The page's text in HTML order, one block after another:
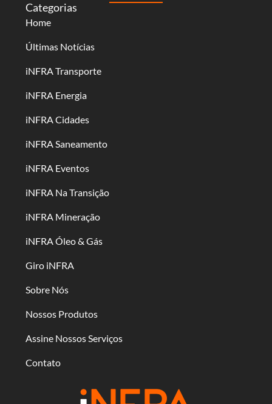
Categorias
Home
Últimas Notícias
iNFRA Transporte
iNFRA Energia
iNFRA Cidades
iNFRA Saneamento
iNFRA Eventos
iNFRA Na Transição
iNFRA Mineração
iNFRA Óleo & Gás
Giro iNFRA
Sobre Nós
Nossos Produtos
Assine Nossos Serviços
Contato